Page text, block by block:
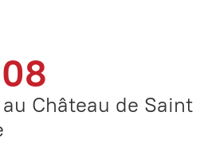
Château de Saint